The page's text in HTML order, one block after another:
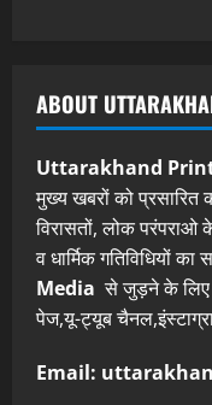
ABOUT
Uttarakhand
मुख्य खबरों को
विरासतों, लोक परंपराओ
व धार्मिक गतिविधियों का
Media से जुड़ने के लिए
पेज,यू-ट्यूब
Email: